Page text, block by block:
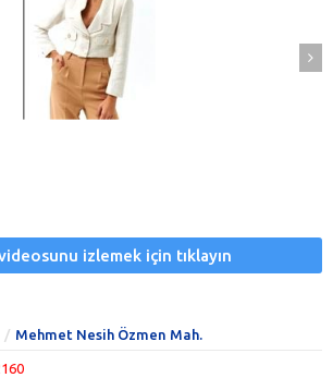
izlemek için tıklayın
Mehmet Nesih Özmen Mah.